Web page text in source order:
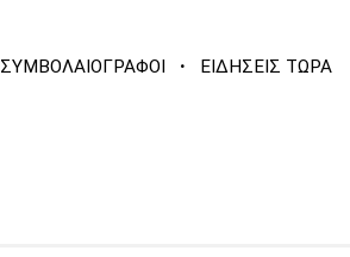
ΣΥΜΒΟΛΑΙΟΓΡΑΦΟΙ · ΕΙΔΗΣΕΙΣ ΤΩΡΑ